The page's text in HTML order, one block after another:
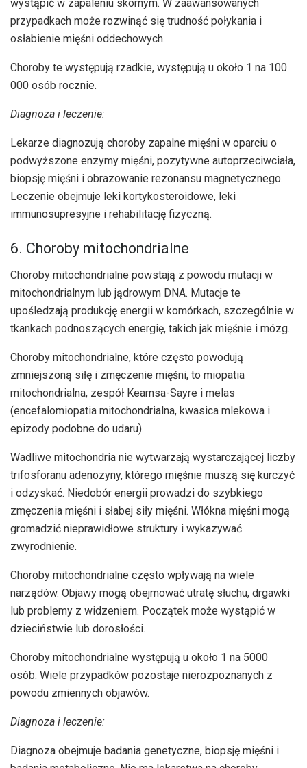
wystąpić w zapaleniu skórnym. W zaawansowanych
przypadkach może rozwinąć się trudność połykania i
osłabienie mięśni oddechowych.
Choroby te występują rzadkie, występują u około 1 na 100
000 osób rocznie.
Diagnoza i leczenie:
Lekarze diagnozują choroby zapalne mięśni w oparciu o
podwyższone enzymy mięśni, pozytywne autoprzeciwciała,
biopsję mięśni i obrazowanie rezonansu magnetycznego.
Leczenie obejmuje leki kortykosteroidowe, leki
immunosupresyjne i rehabilitację fizyczną.
6. Choroby mitochondrialne
Choroby mitochondrialne powstają z powodu mutacji w
mitochondrialnym lub jądrowym DNA. Mutacje te
upośledzają produkcję energii w komórkach, szczególnie w
tkankach podnoszących energię, takich jak mięśnie i mózg.
Choroby mitochondrialne, które często powodują
zmniejszoną siłę i zmęczenie mięśni, to miopatia
mitochondrialna, zespół Kearnsa-Sayre i melas
(encefalomiopatia mitochondrialna, kwasica mlekowa i
epizody podobne do udaru).
Wadliwe mitochondria nie wytwarzają wystarczającej liczby
trifosforanu adenozyny, którego mięśnie muszą się kurczyć
i odzyskać. Niedobór energii prowadzi do szybkiego
zmęczenia mięśni i słabej siły mięśni. Włókna mięśni mogą
gromadzić nieprawidłowe struktury i wykazywać
zwyrodnienie.
Choroby mitochondrialne często wpływają na wiele
narządów. Objawy mogą obejmować utratę słuchu, drgawki
lub problemy z widzeniem. Początek może wystąpić w
dzieciństwie lub dorosłości.
Choroby mitochondrialne występują u około 1 na 5000
osób. Wiele przypadków pozostaje nierozpoznanych z
powodu zmiennych objawów.
Diagnoza i leczenie:
Diagnoza obejmuje badania genetyczne, biopsję mięśni i